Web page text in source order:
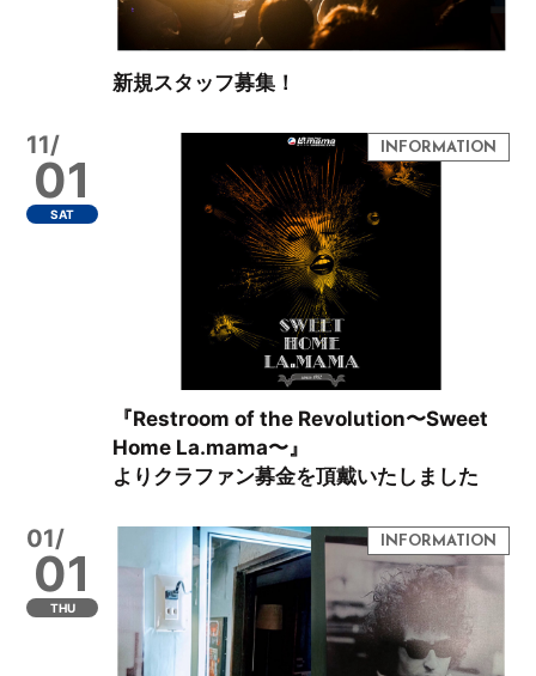
新規スタッフ募集！
11/
01
SAT
『Restroom of the Revolution〜Sweet
Home La.mama〜』
よりクラファン募金を頂戴いたしました
01/
01
THU